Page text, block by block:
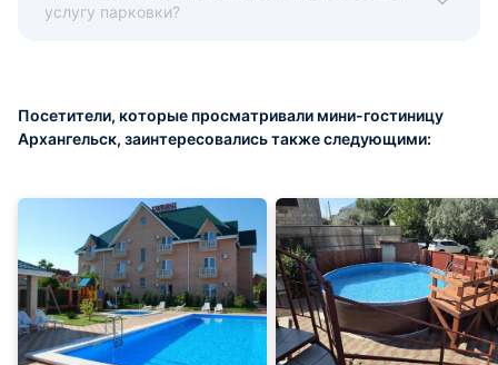
услугу парковки?
Посетители, которые просматривали мини-гостиницу
Архангельск, заинтересовались также следующими: